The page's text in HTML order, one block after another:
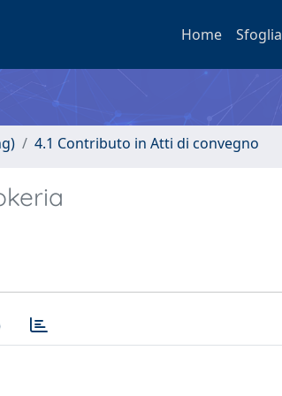
Home Sfoglia
4.1 Contributo in Atti di convegno